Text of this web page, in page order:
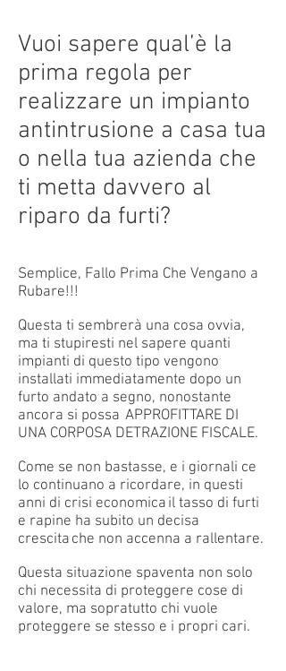
Vuoi sapere qual’è la
prima regola per
realizzare un impianto
antintrusione a casa tua
o nella tua azienda che
ti metta davvero al
riparo da furti?
Semplice, Fallo Prima Che Vengano a
Rubare!!!
Questa ti sembrerà una cosa ovvia,
ma ti stupiresti nel sapere quanti
impianti di questo tipo vengono
installati immediatamente dopo un
furto andato a segno, nonostante
ancora si possa APPROFITTARE DI
UNA CORPOSA DETRAZIONE FISCALE.
Come se non bastasse, e i giornali ce
lo continuano a ricordare, in questi
anni di crisi economica il tasso di furti
e rapine ha subito un decisa
crescita che non accenna a rallentare.
Questa situazione spaventa non solo
chi necessita di proteggere cose di
valore, ma sopratutto chi vuole
proteggere se stesso e i propri cari.